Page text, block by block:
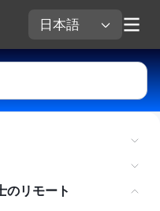
日本語
のリモート